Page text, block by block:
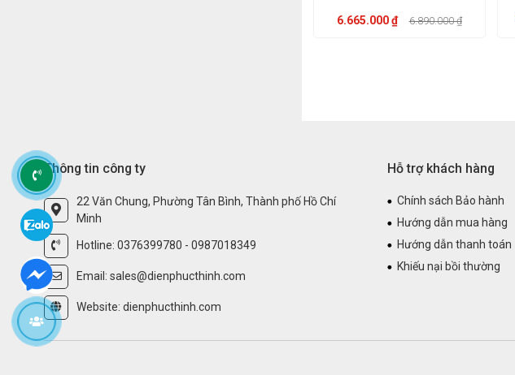
6.665.000 ₫ 6.890.000 ₫
Thông tin công ty
22 Văn Chung, Phường Tân Bình, Thành phố Hồ Chí
Minh
Hotline: 0376399780 - 0987018349
Email: sales@dienphucthinh.com
Website: dienphucthinh.com
Hỗ trợ khách hàng
Chính sách Bảo hành
Hướng dẫn mua hàng
Hướng dẫn thanh toán
Khiếu nại bồi thường